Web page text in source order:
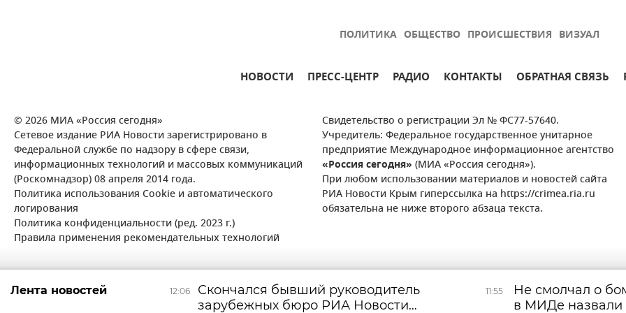
ПОЛИТИКА ОБЩЕСТВО ПРОИСШЕСТВИЯ ВИЗУАЛ
НОВОСТИ ПРЕСС-ЦЕНТР РАДИО КОНТАКТЫ ОБРАТНАЯ СВЯЗЬ
© 2026 МИА «Россия сегодня»
Сетевое издание РИА Новости зарегистрировано в
Федеральной службе по надзору в сфере связи,
информационных технологий и массовых коммуникаций
(Роскомнадзор) 08 апреля 2014 года.
Политика использования Cookie и автоматического
логирования
Политика конфиденциальности (ред. 2023 г.)
Правила применения рекомендательных технологий
Свидетельство о регистрации Эл № ФС77-57640.
Учредитель: Федеральное государственное унитарное
предприятие Международное информационное агентство
«Россия сегодня» (МИА «Россия сегодня»).
При любом использовании материалов и новостей сайта
РИА Новости Крым гиперссылка на https://crimea.ria.ru
обязательна не ниже второго абзаца текста.
12:06
Скончался бывший руководитель
зарубежных бюро РИА Новости
11:55
Не смолчал о
в МИДе назвали
Лента новостей